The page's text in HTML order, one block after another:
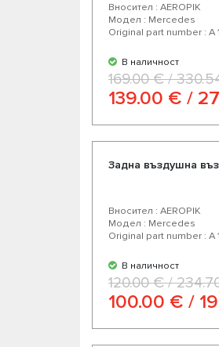
Вносител : AEROPIK
Модел : Mercedes
Original part number : A
В наличност
169.00 € /
139.00 € /
Задна въздушна
Вносител : AEROPIK
Модел : Mercedes
Original part number : A
В наличност
120.00 € /
100.00 € /